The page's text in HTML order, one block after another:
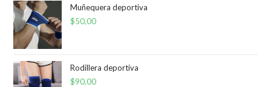
Muñequera deportiva
$50,00
Rodillera deportiva
$90,00